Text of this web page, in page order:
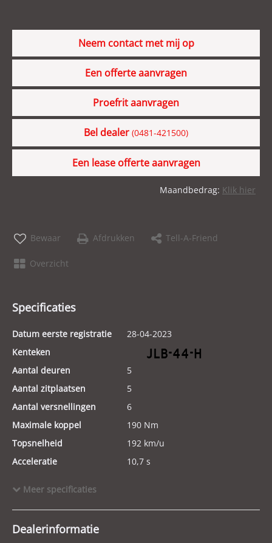
Neem contact met mij op
Een offerte aanvragen
Proefrit aanvragen
Bel dealer (0481-421500)
Een lease offerte aanvragen
Maandbedrag: Klik hier
Bewaar Afdrukken Tell-A-Friend
Overzicht
Specificaties
Datum eerste registratie
28-04-2023
Kenteken
JLB-44-H
Aantal deuren
5
Aantal zitplaatsen
5
Aantal versnellingen
6
Maximale koppel
190 Nm
Topsnelheid
192 km/u
Acceleratie
10,7 s
Laadvermogen
GVW
Meer specificaties
Dealerinformatie